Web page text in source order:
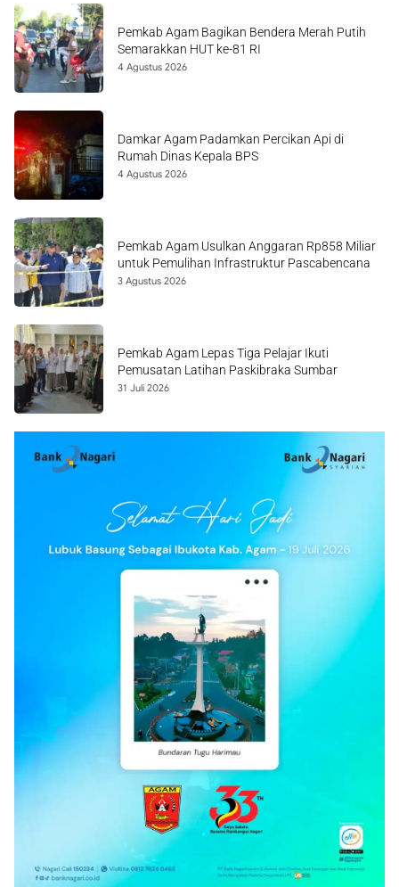
Pemkab Agam Bagikan Bendera Merah Putih
Semarakkan HUT ke-81 RI
4 Agustus 2026
Damkar Agam Padamkan Percikan Api di
Rumah Dinas Kepala BPS
4 Agustus 2026
Pemkab Agam Usulkan Anggaran Rp858 Miliar
untuk Pemulihan Infrastruktur Pascabencana
3 Agustus 2026
Pemkab Agam Lepas Tiga Pelajar Ikuti
Pemusatan Latihan Paskibraka Sumbar
31 Juli 2026